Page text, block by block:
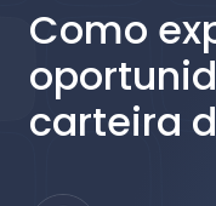
Como
carteira